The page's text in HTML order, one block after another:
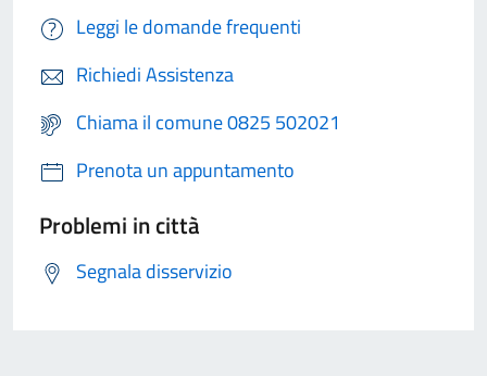
Leggi le domande frequenti
Richiedi Assistenza
Chiama il comune 0825 502021
Prenota un appuntamento
Problemi in città
Segnala disservizio